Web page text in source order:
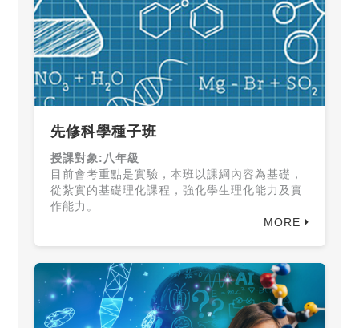
先修科學種子班
授課對象:八年級
目前會考重點是實驗，本班以課綱內容為基礎，
從紮實的基礎理化課程，強化學生理化能力及實
作能力。
MORE